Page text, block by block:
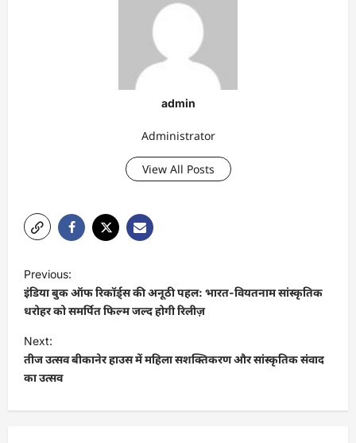
admin
Administrator
View All Posts
o
s
t
n
a
v
Previous:
इंडिया बुक ऑफ रिकॉर्ड्स की अनूठी पहल: भारत-वियतनाम सांस्कृतिक
धरोहर को समर्पित फिल्म जल्द होगी रिलीज़
Next:
तीज उत्सव बीकानेर हाउस में महिला सशक्तिकरण और सांस्कृतिक संवाद
का उत्सव